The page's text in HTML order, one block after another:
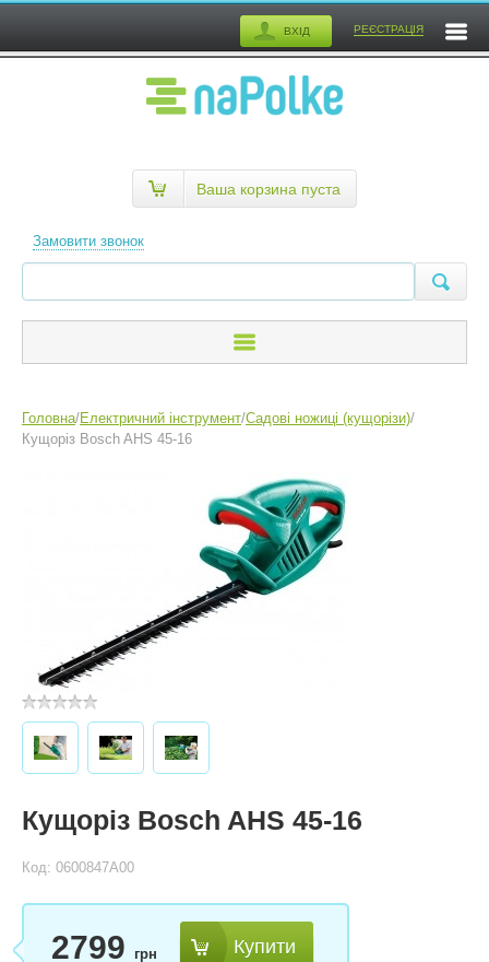
ВХІД РЕЄСТРАЦІЯ
Замовити звонок
Ваша корзина пуста
Головна/Електричний інструмент/Садові ножиці (кущорізи)/
Кущоріз Bosch AHS 45-16
Кущоріз Bosch AHS 45-16
Код: 0600847A00
2799 грн Купити